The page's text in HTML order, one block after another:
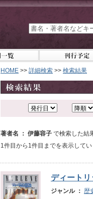
HOME >> 詳細検索 >> 検索結果
著者名 ： 伊藤容子 で検索した結
1件目から1件目までを表示して
ディート
ジャンル ： 歴